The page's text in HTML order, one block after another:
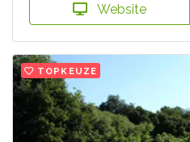
Website
TOPKEUZE